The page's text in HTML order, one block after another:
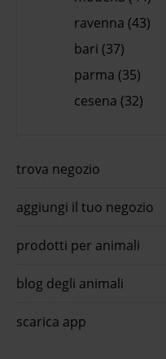
ravenna (43)
bari (37)
parma (35)
cesena (32)
trova negozio
aggiungi il tuo negozio
prodotti per animali
blog degli animali
scarica app